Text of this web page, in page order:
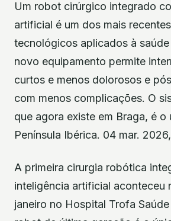
Um robot cirúrgico integrado
artificial é um dos mais
tecnológicos aplicados à
novo equipamento permite
curtos e menos dolorosos e
com menos complicações. O
que agora existe em Braga, é o
Península Ibérica. 04 mar.
A primeira cirurgia robótica
inteligência artificial aconteceu
janeiro no Hospital Trofa